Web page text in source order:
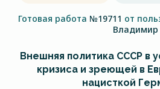
Готовая работа №19711 от
Владимир
Внешняя политика СССР в
кризиса и зреющей в
нацисткой